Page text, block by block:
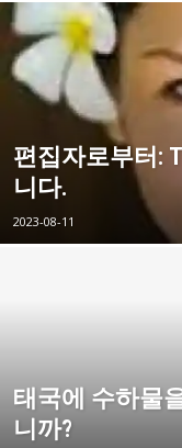
편집자로부터:
니다.
2023-08-11
태국에 수하물
니까?